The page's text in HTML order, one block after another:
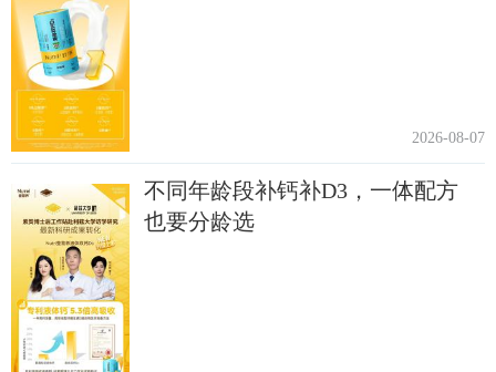
2026-08-07
不同年龄段补钙补D3，一体配方
也要分龄选